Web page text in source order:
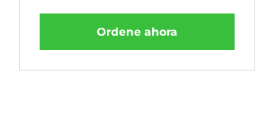
Ordene ahora